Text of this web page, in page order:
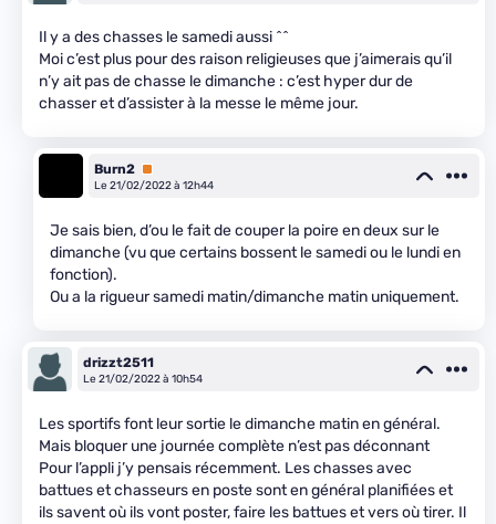
Il y a des chasses le samedi aussi ^^
Moi c’est plus pour des raison religieuses que j’aimerais qu’il
n’y ait pas de chasse le dimanche : c’est hyper dur de
chasser et d’assister à la messe le même jour.
Burn2 Premium
Le 21/02/2022 à 12h44
Je sais bien, d’ou le fait de couper la poire en deux sur le
dimanche (vu que certains bossent le samedi ou le lundi en
fonction).
Ou a la rigueur samedi matin/dimanche matin uniquement.
drizzt2511
Le 21/02/2022 à 10h54
Les sportifs font leur sortie le dimanche matin en général.
Mais bloquer une journée complète n’est pas déconnant
Pour l’appli j’y pensais récemment. Les chasses avec
battues et chasseurs en poste sont en général planifiées et
ils savent où ils vont poster, faire les battues et vers où tirer. Il